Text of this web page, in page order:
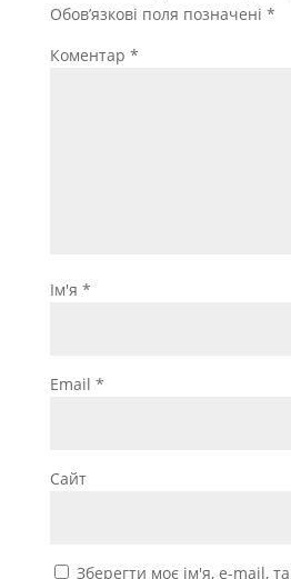
Обов’язкові поля позначені *
Коментар *
Ім'я *
Email *
Сайт
Зберегти моє ім'я, e-mail,